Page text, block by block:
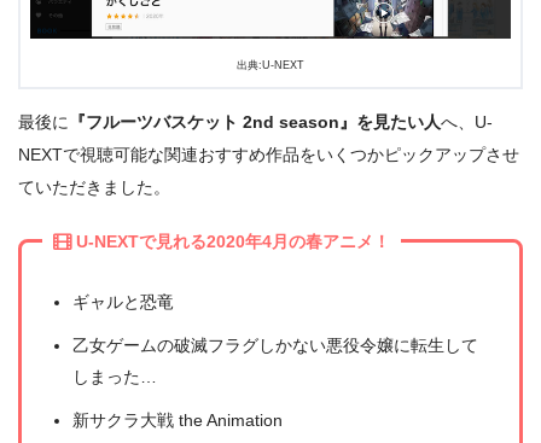
出典:U-NEXT
最後に 『フルーツバスケット 2nd season』を見たい人へ、U-
NEXTで視聴可能な関連おすすめ作品をいくつかピックアップさせ
ていただきました。
U-NEXTで見れる2020年4月の春アニメ！
ギャルと恐竜
乙女ゲームの破滅フラグしかない悪役令嬢に転生して
しまった…
新サクラ大戦 the Animation